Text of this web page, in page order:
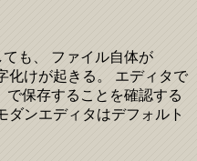
ても、 ファイル自体が
化けが起きる。 エディタで
で保存することを確認する
ダンエディタはデフォルト